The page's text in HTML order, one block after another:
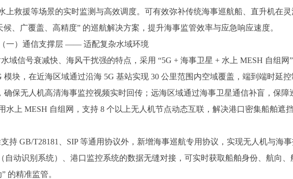
上救援等场景的实时监测与高效调度。可有效弥补传统海事巡航船、直升机在
、广覆盖、高精度” 的巡航解决方案，提升海事监管效率与应急响应速度。
一）通信支撑层 —— 适配复杂水域环境
信号衰减快、海风干扰强的特点，采用 “5G + 海事卫星 + 水上 MESH 自组网
块，在近海区域通过沿海 5G 基站实现 30 公里范围内空域覆盖，端到端时延控
确保无人机高清海事监控视频实时回传；远海区域通过海事卫星通信补盲，保障
水上 MESH 自组网，支持 8 个以上无人机节点动态互联，解决港口密集船舶遮
GB/T28181、SIP 等通用协议外，新增海事巡航专用协议，实现无人机与海事
自动识别系统）、港口监控系统的数据无缝对接，可实时获取船舶身份、航向
的精准监管。